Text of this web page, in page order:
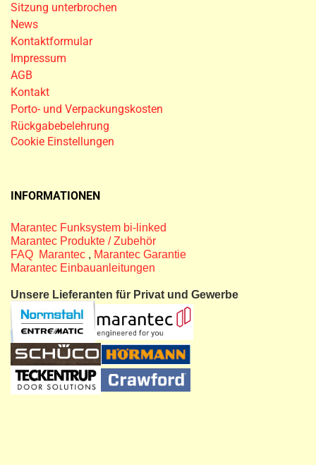
Sitzung unterbrochen
News
Kontaktformular
Impressum
AGB
Kontakt
Porto- und Verpackungskosten
Rückgabebelehrung
Cookie Einstellungen
INFORMATIONEN
Marantec Funksystem bi-linked
Marantec Produkte / Zubehör
FAQ Marantec , Marantec Garantie
Marantec Einbauanleitungen
Unsere Lieferanten für Privat und Gewerbe